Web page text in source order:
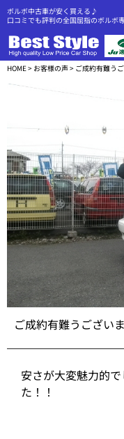
ボルボ中古車が安く買える♪
口コミでも評判の全国屈指のボルボ
HOME> お客様の声> ご成約有難う
ご成約有難うございま
安さが大変魅力的
た！！